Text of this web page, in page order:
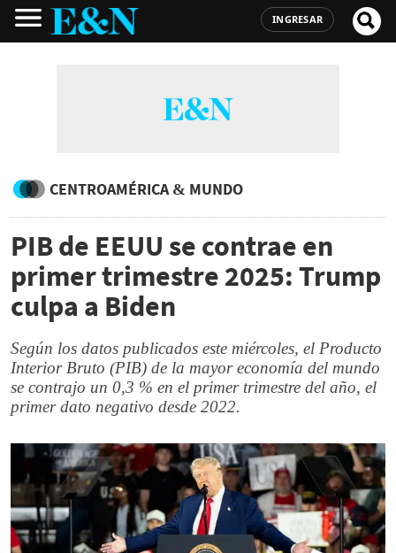
INGRESAR
CENTROAMÉRICA & MUNDO
PIB de EEUU se contrae en
primer trimestre 2025: Trump
culpa a Biden
Según los datos publicados este miércoles, el Producto
Interior Bruto (PIB) de la mayor economía del mundo
se contrajo un 0,3 % en el primer trimestre del año, el
primer dato negativo desde 2022.